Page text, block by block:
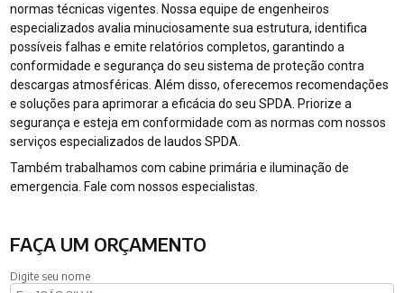
normas técnicas vigentes. Nossa equipe de engenheiros
especializados avalia minuciosamente sua estrutura, identifica
possíveis falhas e emite relatórios completos, garantindo a
conformidade e segurança do seu sistema de proteção contra
descargas atmosféricas. Além disso, oferecemos recomendações
e soluções para aprimorar a eficácia do seu SPDA. Priorize a
segurança e esteja em conformidade com as normas com nossos
serviços especializados de laudos SPDA.
Também trabalhamos com cabine primária e iluminação de
emergencia. Fale com nossos especialistas.
FAÇA UM ORÇAMENTO
Digite seu nome